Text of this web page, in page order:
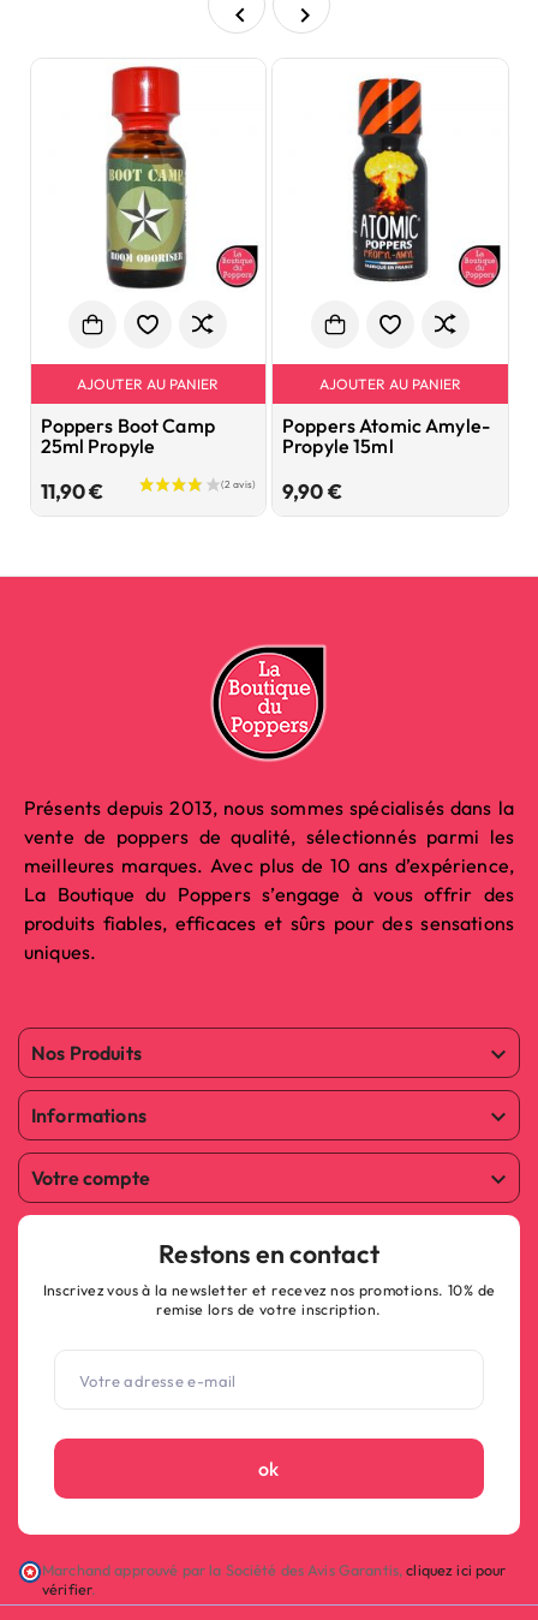
 
AJOUTER AU PANIER
Poppers Boot Camp
25ml Propyle
11,90 €Prix
AJOUTER AU PANIER
Poppers Atomic Amyle-
Propyle 15ml
9,90 €Prix
Présents depuis 2013, nous sommes spécialisés dans la
vente de poppers de qualité, sélectionnés parmi les
meilleures marques. Avec plus de 10 ans d’expérience,
La Boutique du Poppers s’engage à vous offrir des
produits fiables, efficaces et sûrs pour des sensations
uniques.
Nos Produits 
Informations 
Votre compte 
Restons en contact
Inscrivez vous à la newsletter et recevez nos promotions. 10% de
remise lors de votre inscription.
ok
Marchand approuvé par la Société des Avis Garantis,cliquez ici pour
vérifier.